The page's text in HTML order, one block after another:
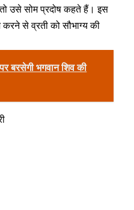
उसे सोम प्रदोष कहते हैं। इस
से व्रती को सौभाग्य की
भगवान शिव की